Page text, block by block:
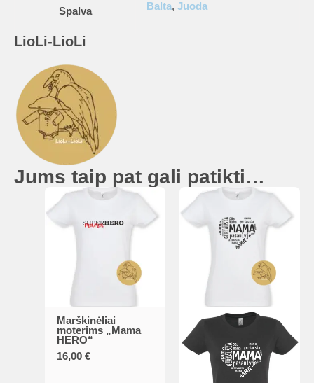
Spalva Balta, Juoda
LioLi-LioLi
Jums taip pat gali patikti…
Marškinėliai
moterims „Mama
HERO“
16,00€
This
product
has